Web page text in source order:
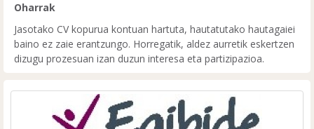
Oharrak
Jasotako CV kopurua kontuan hartuta, hautatutako hautagaiei
baino ez zaie erantzungo. Horregatik, aldez aurretik eskertzen
dizugu prozesuan izan duzun interesa eta partizipazioa.